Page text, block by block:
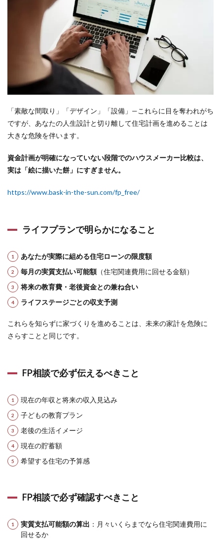
「素敵な間取り」「デザイン」「設備」—これらに目を奪われがち
ですが、あなたの人生設計と切り離して住宅計画を進めることは
大きな危険を伴います。
資金計画が明確になっていない段階でのハウスメーカー比較は、
実は「絵に描いた餅」にすぎません。
https://www.bask-in-the-sun.com/fp_free/
ライフプランで明らかになること
あなたが実際に組める住宅ローンの限度額
毎月の実質支払い可能額（住宅関連費用に回せる金額）
将来の教育費・老後資金との兼ね合い
ライフステージごとの収支予測
これらを知らずに家づくりを進めることは、未来の家計を危険に
さらすことと同じです。
FP相談で必ず伝えるべきこと
現在の年収と将来の収入見込み
子どもの教育プラン
老後の生活イメージ
現在の貯蓄額
希望する住宅の予算感
FP相談で必ず確認すべきこと
実質支払可能額の算出 ：月々いくらまでなら住宅関連費用に
回せるか